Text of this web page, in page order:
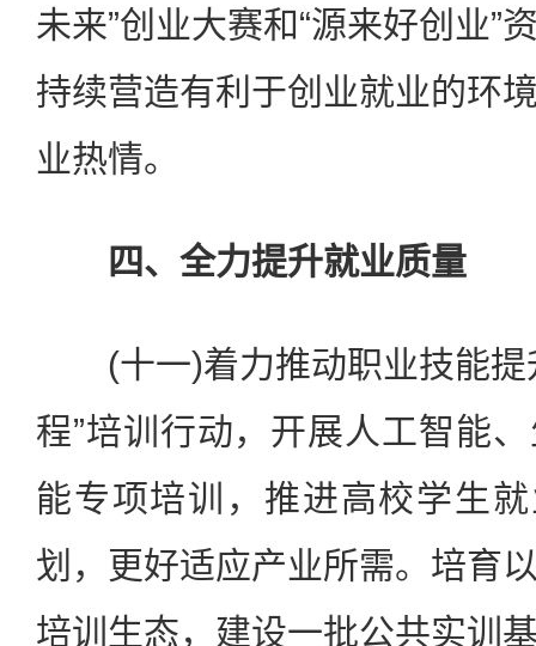
未来”创业大赛和“源来好创业”
持续营造有利于创业就业的环
业热情。
四、全力提升就业质量
(十一)着力推动职业技能提
程”培训行动，开展人工智能
能专项培训，推进高校学生
划，更好适应产业所需。培育
培训生态，建设一批公共实训